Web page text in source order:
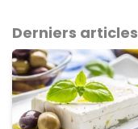
Derniers articles